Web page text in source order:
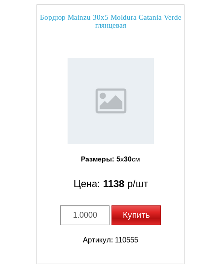
Бордюр Mainzu 30x5 Moldura Catania Verde
глянцевая
Размеры: 5x30см
Цена: 1138р/шт
Купить
Артикул: 110555